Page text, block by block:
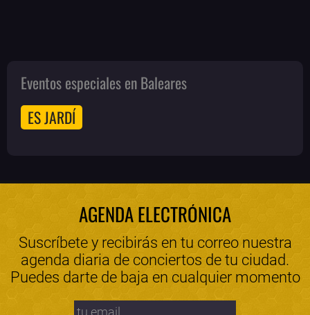
Eventos especiales en Baleares
ES JARDÍ
AGENDA ELECTRÓNICA
Suscríbete y recibirás en tu correo nuestra
agenda diaria de conciertos de tu ciudad.
Puedes darte de baja en cualquier momento